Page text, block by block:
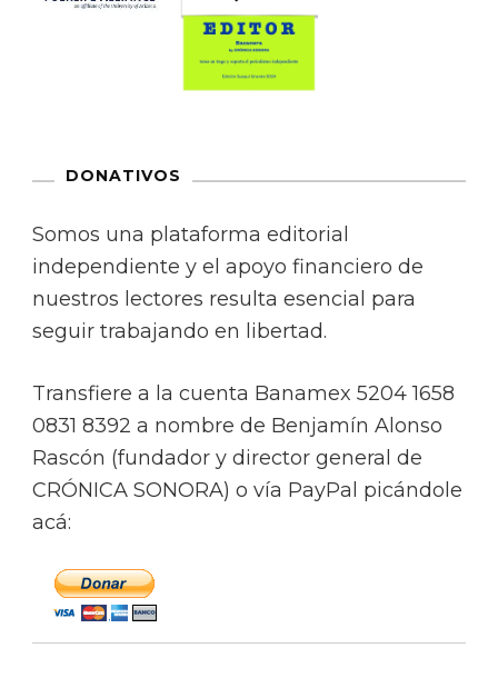
DONATIVOS
Somos una plataforma editorial
independiente y el apoyo financiero de
nuestros lectores resulta esencial para
seguir trabajando en libertad.
Transfiere a la cuenta Banamex 5204 1658
0831 8392 a nombre de Benjamín Alonso
Rascón (fundador y director general de
CRÓNICA SONORA) o vía PayPal picándole
acá: